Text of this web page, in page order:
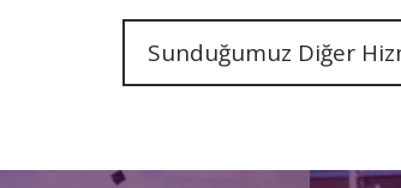
Sunduğumuz Diğer